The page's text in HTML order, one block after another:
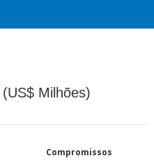
Milhões)
Compromissos